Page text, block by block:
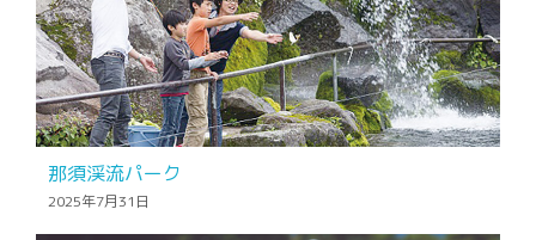
那須渓流パーク
2025年7月31日